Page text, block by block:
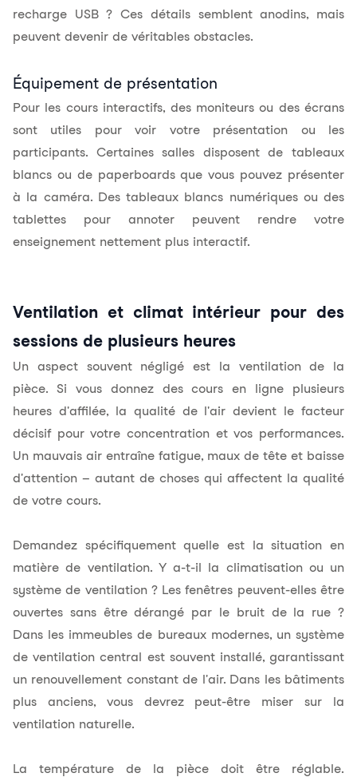
recharge USB ? Ces détails semblent anodins, mais
peuvent devenir de véritables obstacles.
Équipement de présentation
Pour les cours interactifs, des moniteurs ou des écrans
sont utiles pour voir votre présentation ou les
participants. Certaines salles disposent de tableaux
blancs ou de paperboards que vous pouvez présenter
à la caméra. Des tableaux blancs numériques ou des
tablettes pour annoter peuvent rendre votre
enseignement nettement plus interactif.
Ventilation et climat intérieur pour des
sessions de plusieurs heures
Un aspect souvent négligé est la ventilation de la
pièce. Si vous donnez des cours en ligne plusieurs
heures d'affilée, la qualité de l'air devient le facteur
décisif pour votre concentration et vos performances.
Un mauvais air entraîne fatigue, maux de tête et baisse
d'attention – autant de choses qui affectent la qualité
de votre cours.
Demandez spécifiquement quelle est la situation en
matière de ventilation. Y a-t-il la climatisation ou un
système de ventilation ? Les fenêtres peuvent-elles être
ouvertes sans être dérangé par le bruit de la rue ?
Dans les immeubles de bureaux modernes, un système
de ventilation central est souvent installé, garantissant
un renouvellement constant de l'air. Dans les bâtiments
plus anciens, vous devrez peut-être miser sur la
ventilation naturelle.
La température de la pièce doit être réglable.